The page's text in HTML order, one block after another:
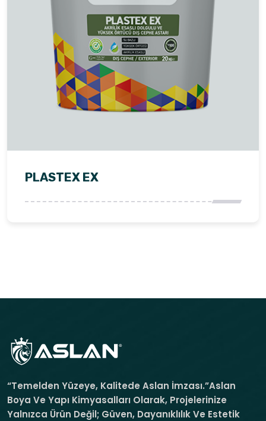
PLASTEX EX
“Temelden Yüzeye, Kalitede Aslan İmzası.”Aslan
Boya Ve Yapı Kimyasalları Olarak, Projelerinize
Yalnızca Ürün Değil; Güven, Dayanıklılık Ve Estetik